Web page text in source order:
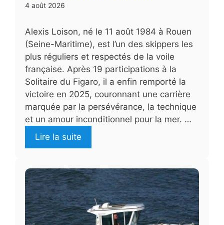
4 août 2026
Alexis Loison, né le 11 août 1984 à Rouen
(Seine-Maritime), est l’un des skippers les
plus réguliers et respectés de la voile
française. Après 19 participations à la
Solitaire du Figaro, il a enfin remporté la
victoire en 2025, couronnant une carrière
marquée par la persévérance, la technique
et un amour inconditionnel pour la mer. …
Lire la suite